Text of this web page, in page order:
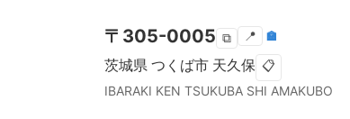
〒 305-0005 ⧉ 📍 🏣
茨城県 つくば市 天久保 📋
IBARAKI KEN TSUKUBA SHI AMAKUBO